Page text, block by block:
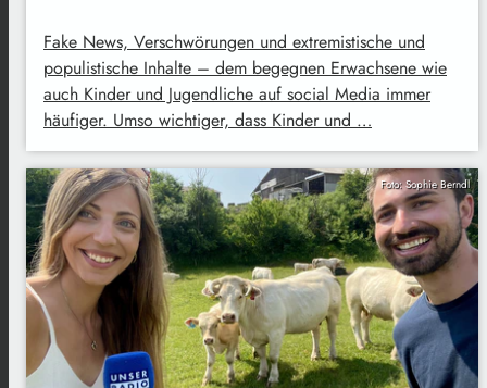
Fake News, Verschwörungen und extremistische und
populistische Inhalte – dem begegnen Erwachsene wie
auch Kinder und Jugendliche auf social Media immer
häufiger. Umso wichtiger, dass Kinder und …
Foto: Sophie Berndl